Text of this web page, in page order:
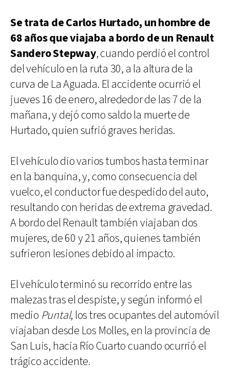
Se trata de Carlos Hurtado, un hombre de
68 años que viajaba a bordo de un Renault
Sandero Stepway, cuando perdió el control
del vehículo en la ruta 30, a la altura de la
curva de La Aguada. El accidente ocurrió el
jueves 16 de enero, alrededor de las 7 de la
mañana, y dejó como saldo la muerte de
Hurtado, quien sufrió graves heridas.
El vehículo dio varios tumbos hasta terminar
en la banquina, y, como consecuencia del
vuelco, el conductor fue despedido del auto,
resultando con heridas de extrema gravedad.
A bordo del Renault también viajaban dos
mujeres, de 60 y 21 años, quienes también
sufrieron lesiones debido al impacto.
El vehículo terminó su recorrido entre las
malezas tras el despiste, y según informó el
medio Puntal, los tres ocupantes del automóvil
viajaban desde Los Molles, en la provincia de
San Luis, hacia Río Cuarto cuando ocurrió el
trágico accidente.